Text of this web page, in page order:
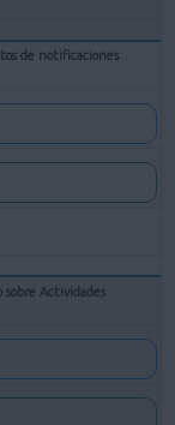
de notificaciones
sobre Actividades